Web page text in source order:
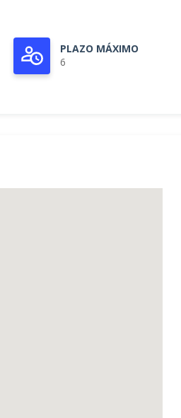
PLAZO MÁXIMO
6